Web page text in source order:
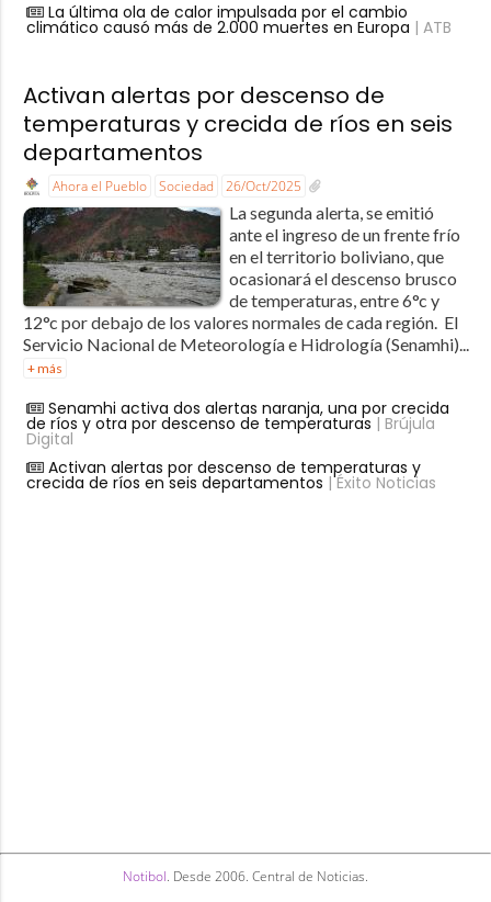
La última ola de calor impulsada por el cambio
climático causó más de 2.000 muertes en Europa | ATB
Activan alertas por descenso de
temperaturas y crecida de ríos en seis
departamentos
Ahora el Pueblo Sociedad 26/Oct/2025
La segunda alerta, se emitió
ante el ingreso de un frente frío
en el territorio boliviano, que
ocasionará el descenso brusco
de temperaturas, entre 6°c y
12°c por debajo de los valores normales de cada región. El
Servicio Nacional de Meteorología e Hidrología (Senamhi)...
+ más
Senamhi activa dos alertas naranja, una por crecida
de ríos y otra por descenso de temperaturas | Brújula
Digital
Activan alertas por descenso de temperaturas y
crecida de ríos en seis departamentos | Éxito Noticias
Notibol. Desde 2006. Central de Noticias.